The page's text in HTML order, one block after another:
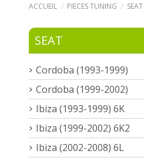
ACCUEIL PIECES TUNING SEAT
SEAT
Cordoba (1993-1999)
Cordoba (1999-2002)
Ibiza (1993-1999) 6K
Ibiza (1999-2002) 6K2
Ibiza (2002-2008) 6L